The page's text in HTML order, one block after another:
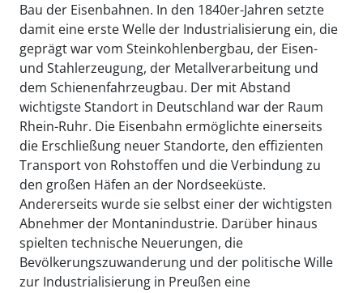
Bau der Eisenbahnen. In den 1840er-Jahren setzte
damit eine erste Welle der Industrialisierung ein, die
geprägt war vom Steinkohlenbergbau, der Eisen-
und Stahlerzeugung, der Metallverarbeitung und
dem Schienenfahrzeugbau. Der mit Abstand
wichtigste Standort in Deutschland war der Raum
Rhein-Ruhr. Die Eisenbahn ermöglichte einerseits
die Erschließung neuer Standorte, den effizienten
Transport von Rohstoffen und die Verbindung zu
den großen Häfen an der Nordseeküste.
Andererseits wurde sie selbst einer der wichtigsten
Abnehmer der Montanindustrie. Darüber hinaus
spielten technische Neuerungen, die
Bevölkerungszuwanderung und der politische Wille
zur Industrialisierung in Preußen eine